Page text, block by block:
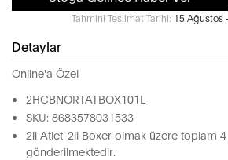
Tahmini Teslimat Tarihi: 15 Ağustos
Detaylar
Online'a Özel
2HCBNORTATBOX101L
SKU: 8683578031533
2li Atlet-2li Boxer olmak üzere toplam
gönderilmektedir.